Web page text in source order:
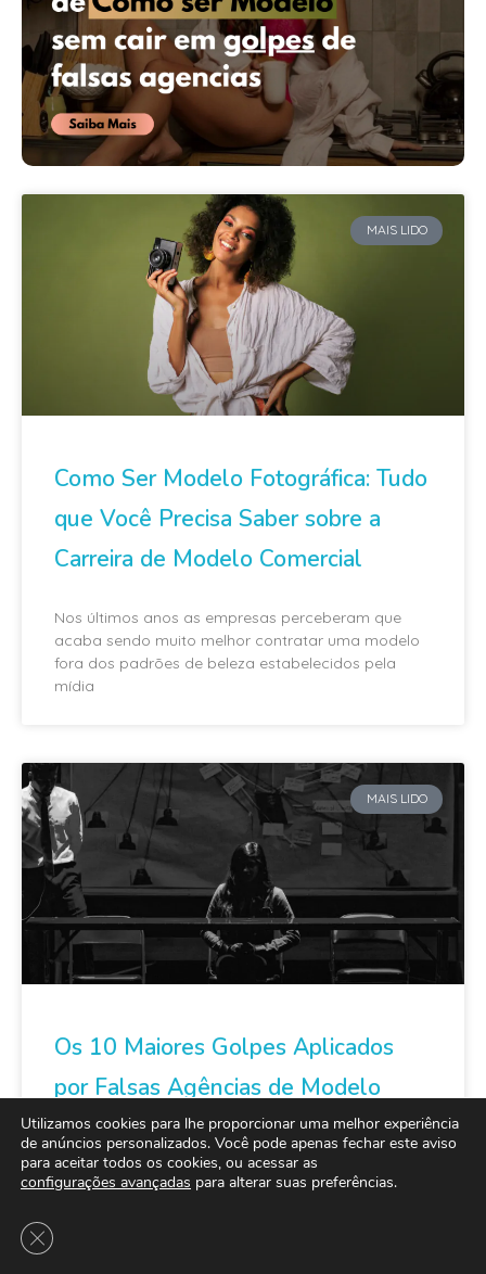
MAIS LIDO
Como Ser Modelo Fotográfica: Tudo
que Você Precisa Saber sobre a
Carreira de Modelo Comercial
Nos últimos anos as empresas perceberam que
acaba sendo muito melhor contratar uma modelo
fora dos padrões de beleza estabelecidos pela
mídia
MAIS LIDO
Os 10 Maiores Golpes Aplicados
por Falsas Agências de Modelo
Encontrei o golpe mais absurdo de todos, enquanto
eu estive infiltrado em várias agências de modelo
estudando o funcionamento dos seus golpes
Utilizamos cookies para lhe proporcionar uma melhor experiência
de anúncios personalizados. Você pode apenas fechar este aviso
para aceitar todos os cookies, ou acessar as
configurações avançadas para alterar suas preferências.
Close GDPR Cookie Banner